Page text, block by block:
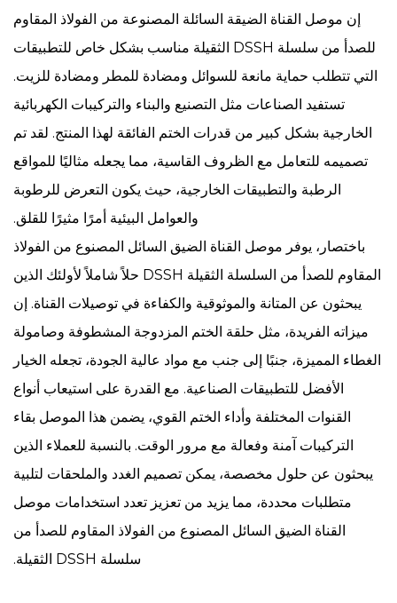
إن موصل القناة الضيقة السائلة المصنوعة من الفولاذ المقاوم
للصدأ من سلسلة DSSH الثقيلة مناسب بشكل خاص للتطبيقات
التي تتطلب حماية مانعة للسوائل ومضادة للمطر ومضادة للزيت.
تستفيد الصناعات مثل التصنيع والبناء والتركيبات الكهربائية
الخارجية بشكل كبير من قدرات الختم الفائقة لهذا المنتج. لقد تم
تصميمه للتعامل مع الظروف القاسية، مما يجعله مثاليًا للمواقع
الرطبة والتطبيقات الخارجية، حيث يكون التعرض للرطوبة
والعوامل البيئية أمرًا مثيرًا للقلق.
باختصار، يوفر موصل القناة الضيق السائل المصنوع من الفولاذ
المقاوم للصدأ من السلسلة الثقيلة DSSH حلاً شاملاً لأولئك الذين
يبحثون عن المتانة والموثوقية والكفاءة في توصيلات القناة. إن
ميزاته الفريدة، مثل حلقة الختم المزدوجة المشطوفة وصامولة
الغطاء المميزة، جنبًا إلى جنب مع مواد عالية الجودة، تجعله الخيار
الأفضل للتطبيقات الصناعية. مع القدرة على استيعاب أنواع
القنوات المختلفة وأداء الختم القوي، يضمن هذا الموصل بقاء
التركيبات آمنة وفعالة مع مرور الوقت. بالنسبة للعملاء الذين
يبحثون عن حلول مخصصة، يمكن تصميم الغدد والملحقات لتلبية
متطلبات محددة، مما يزيد من تعزيز تعدد استخدامات موصل
القناة الضيق السائل المصنوع من الفولاذ المقاوم للصدأ من
سلسلة DSSH الثقيلة.